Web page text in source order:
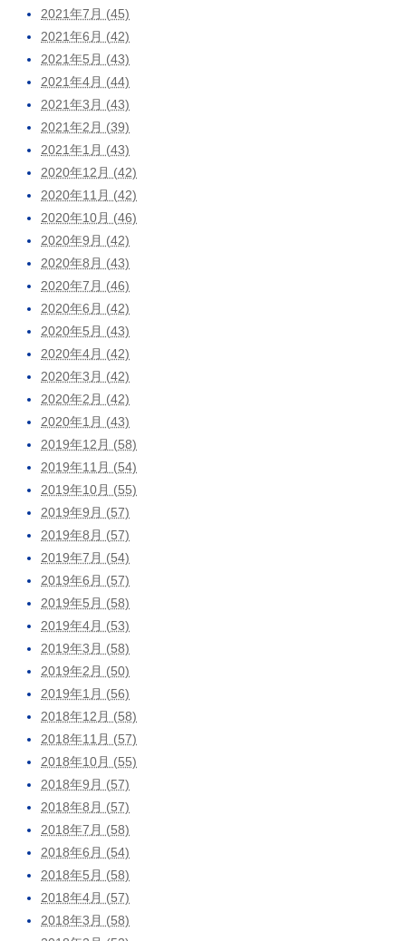
2021年7月 (45)
2021年6月 (42)
2021年5月 (43)
2021年4月 (44)
2021年3月 (43)
2021年2月 (39)
2021年1月 (43)
2020年12月 (42)
2020年11月 (42)
2020年10月 (46)
2020年9月 (42)
2020年8月 (43)
2020年7月 (46)
2020年6月 (42)
2020年5月 (43)
2020年4月 (42)
2020年3月 (42)
2020年2月 (42)
2020年1月 (43)
2019年12月 (58)
2019年11月 (54)
2019年10月 (55)
2019年9月 (57)
2019年8月 (57)
2019年7月 (54)
2019年6月 (57)
2019年5月 (58)
2019年4月 (53)
2019年3月 (58)
2019年2月 (50)
2019年1月 (56)
2018年12月 (58)
2018年11月 (57)
2018年10月 (55)
2018年9月 (57)
2018年8月 (57)
2018年7月 (58)
2018年6月 (54)
2018年5月 (58)
2018年4月 (57)
2018年3月 (58)